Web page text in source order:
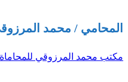
المحامي / محمد
مكتب محمد المرزوقي للمحاماة